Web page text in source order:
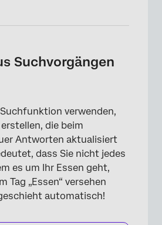
Suchvorgängen
verwenden,
die beim
Antworten aktualisiert
dass Sie nicht jedes
es um Ihr Essen geht,
Tag „Essen“ versehen
automatisch!